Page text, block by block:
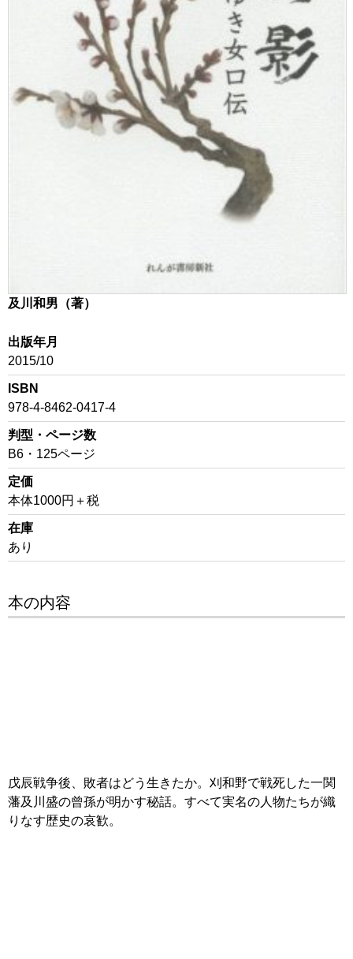
及川和男（著）
出版年月
2015/10
ISBN
978-4-8462-0417-4
判型・ページ数
B6・125ページ
定価
本体1000円＋税
在庫
あり
本の内容
戊辰戦争後、敗者はどう生きたか。刈和野で戦死した一関
藩及川盛の曾孫が明かす秘話。すべて実名の人物たちが織
りなす歴史の哀歓。